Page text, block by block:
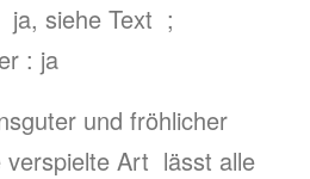
ja, siehe Text ;
: ja
und fröhlicher
Art lässt alle